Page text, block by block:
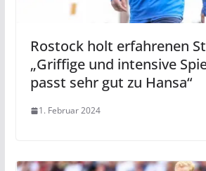
Rostock holt erfahrenen
„Griffige und intensive
passt sehr gut zu Hansa“
1. Februar 2024